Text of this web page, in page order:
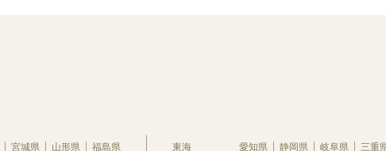
宮城県 山形県 福島県 東海 愛知県 静岡県 岐阜県 三重